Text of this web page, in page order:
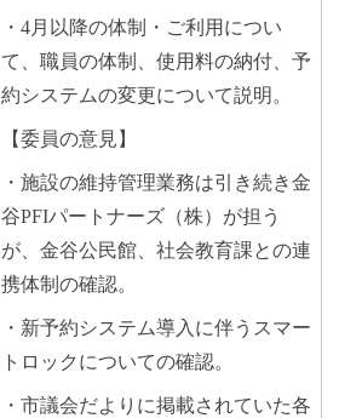
・4月以降の体制・ご利用につい
て、職員の体制、使用料の納付、予
約システムの変更について説明。
【委員の意見】
・施設の維持管理業務は引き続き金
谷PFIパートナーズ（株）が担う
が、金谷公民館、社会教育課との連
携体制の確認。
・新予約システム導入に伴うスマー
トロックについての確認。
・市議会だよりに掲載されていた各